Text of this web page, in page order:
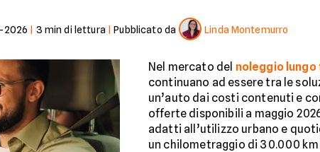
3 min di lettura |Pubblicato da Linda Montemurro
Nel mercato del noleggio
continuano ad essere tra le
un’auto dai costi contenuti e
offerte disponibili a maggio
adatti all’utilizzo urbano e
un chilometraggio di 30.000 km